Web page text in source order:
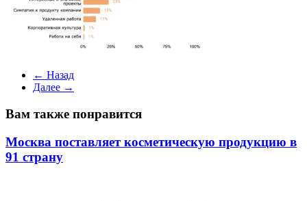
← Назад
Далее →
Вам также понравится
Москва поставляет косметическую продукцию в
91 страну